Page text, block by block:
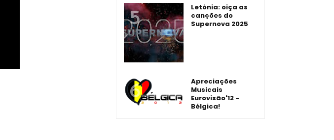
Letónia: oiça as
canções do
Supernova 2025
Apreciações
Musicais
Eurovisão'12 -
Bélgica!